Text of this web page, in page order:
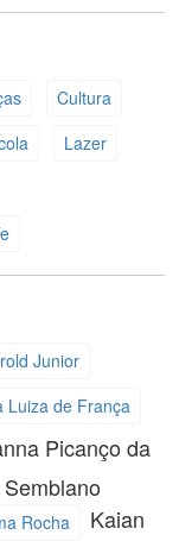
Cultura
Lazer
Junior
Luiza de França
Picanço da
Rocha
Kaian